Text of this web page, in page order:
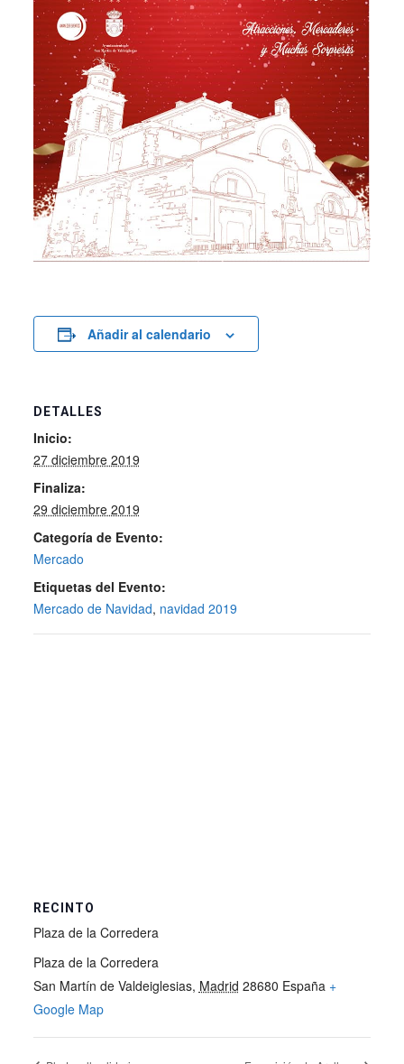
Añadir al calendario
DETALLES
Inicio:
27 diciembre 2019
Finaliza:
29 diciembre 2019
Categoría de Evento:
Mercado
Etiquetas del Evento:
Mercado de Navidad, navidad 2019
RECINTO
Plaza de la Corredera
Plaza de la Corredera
San Martín de Valdeiglesias, Madrid 28680 España +
Google Map